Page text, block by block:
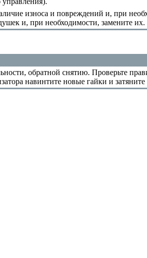
износа и повреждений и, при
и, при необходимости, замените их.
обратной снятию. Проверьте
навинтите новые гайки и